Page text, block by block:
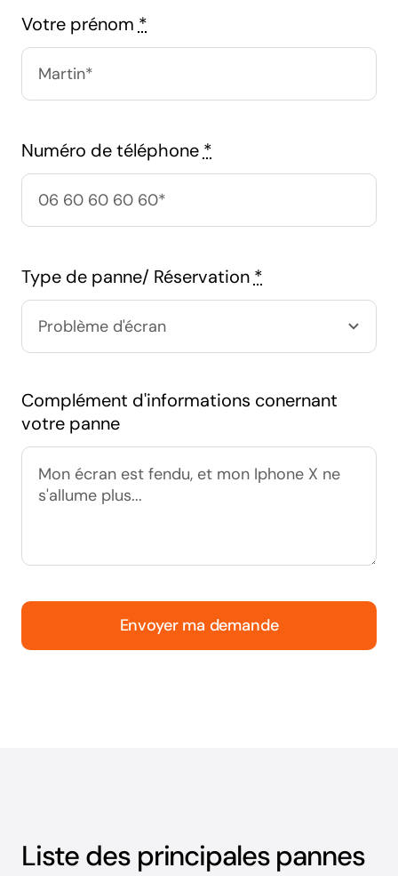
Votre prénom *
Numéro de téléphone *
Type de panne/ Réservation *
Complément d'informations conernant
votre panne
Envoyer ma demande
Liste des principales pannes